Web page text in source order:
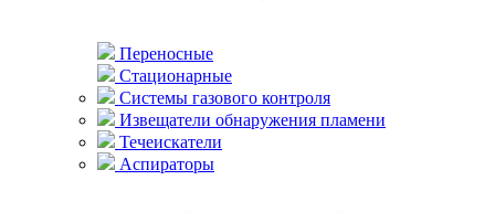
Переносные
Стационарные
Системы газового контроля
Извещатели обнаружения пламени
Течеискатели
Аспираторы